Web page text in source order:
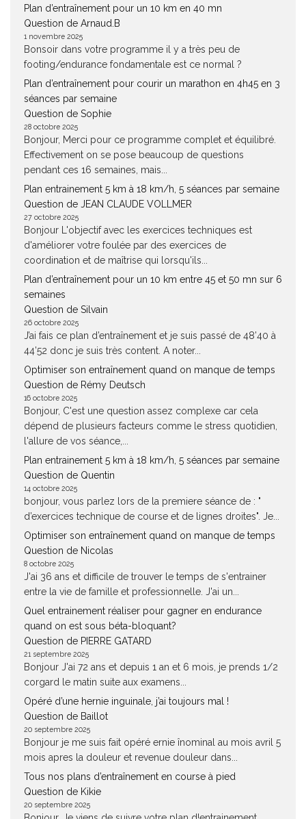
Plan d’entraînement pour un 10 km en 40 mn
Question de Arnaud.B
1 novembre 2025
Bonsoir dans votre programme il y a très peu de
footing/endurance fondamentale est ce normal ?
Plan d’entraînement pour courir un marathon en 4h45 en 3
séances par semaine
Question de Sophie
28 octobre 2025
Bonjour, Merci pour ce programme complet et équilibré.
Effectivement on se pose beaucoup de questions
pendant ces 16 semaines, mais...
Plan entrainement 5 km à 18 km/h, 5 séances par semaine
Question de JEAN CLAUDE VOLLMER
27 octobre 2025
Bonjour L'objectif avec les exercices techniques est
d'améliorer votre foulée par des exercices de
coordination et de maîtrise qui lorsqu'ils...
Plan d’entraînement pour un 10 km entre 45 et 50 mn sur 6
semaines
Question de Silvain
26 octobre 2025
J’ai fais ce plan d’entraînement et je suis passé de 48’40 à
44’52 donc je suis très content. A noter...
Optimiser son entraînement quand on manque de temps
Question de Rémy Deutsch
16 octobre 2025
Bonjour, C'est une question assez complexe car cela
dépend de plusieurs facteurs comme le stress quotidien,
l'allure de vos séance,...
Plan entrainement 5 km à 18 km/h, 5 séances par semaine
Question de Quentin
14 octobre 2025
bonjour, vous parlez lors de la premiere séance de : "
d’exercices technique de course et de lignes droites". Je...
Optimiser son entraînement quand on manque de temps
Question de Nicolas
8 octobre 2025
J'ai 36 ans et difficile de trouver le temps de s'entrainer
entre la vie de famille et professionnelle. J'ai un...
Quel entrainement réaliser pour gagner en endurance
quand on est sous béta-bloquant?
Question de PIERRE GATARD
21 septembre 2025
Bonjour J'ai 72 ans et depuis 1 an et 6 mois, je prends 1/2
corgard le matin suite aux examens...
Opéré d’une hernie inguinale, j’ai toujours mal !
Question de Baillot
20 septembre 2025
Bonjour je me suis fait opéré ernie înominal au mois avril 5
mois apres la douleur et revenue douleur dans...
Tous nos plans d’entraînement en course à pied
Question de Kikie
20 septembre 2025